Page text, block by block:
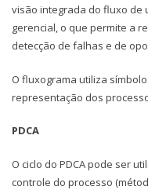
visão integrada do fluxo de
gerencial, o que permite a
detecção de falhas e de
O fluxograma utiliza
representação dos
PDCA
O ciclo do PDCA pode ser
controle do processo